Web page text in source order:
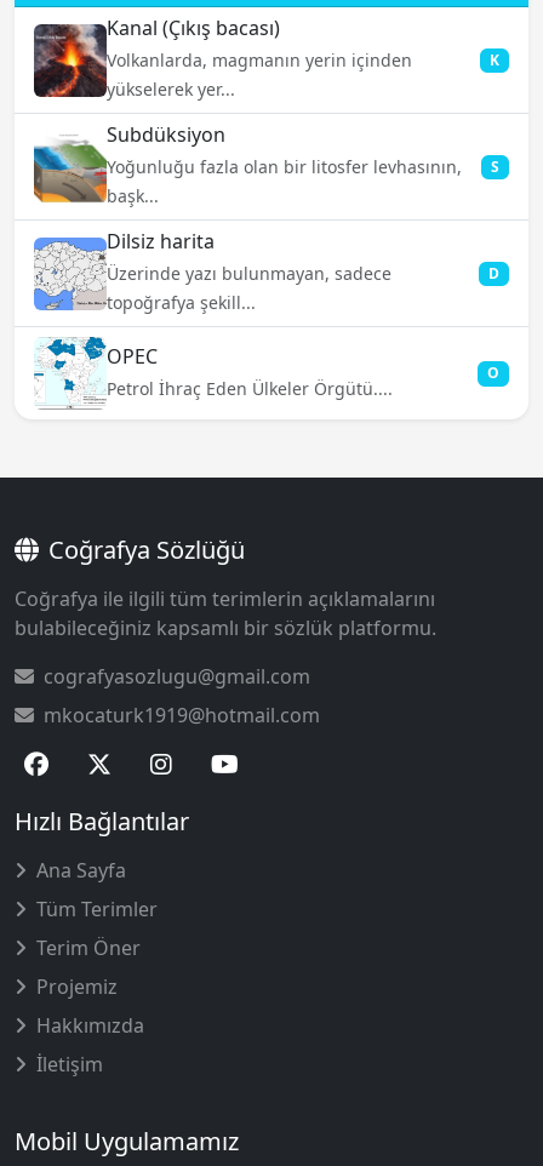
Kanal (Çıkış bacası)
Volkanlarda, magmanın yerin içinden
yükselerek yer...
K
Subdüksiyon
Yoğunluğu fazla olan bir litosfer levhasının,
başk...
S
Dilsiz harita
Üzerinde yazı bulunmayan, sadece
topoğrafya şekill...
D
OPEC
Petrol İhraç Eden Ülkeler Örgütü....
O
Coğrafya Sözlüğü
Coğrafya ile ilgili tüm terimlerin açıklamalarını
bulabileceğiniz kapsamlı bir sözlük platformu.
cografyasozlugu@gmail.com
mkocaturk1919@hotmail.com
Hızlı Bağlantılar
Ana Sayfa
Tüm Terimler
Terim Öner
Projemiz
Hakkımızda
İletişim
Mobil Uygulamamız